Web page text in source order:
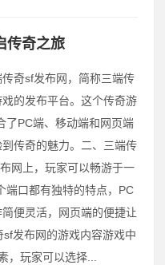
传奇之旅
奇sf发布网，简称三端传
的发布平台。这个传奇游
了PC端、移动端和网页端
传奇的魅力。二、三端传
网上，玩家可以畅游于一
端口都有独特的特点，PC
便灵活，网页端的便捷让
发布网的游戏内容游戏中
，玩家可以选择...